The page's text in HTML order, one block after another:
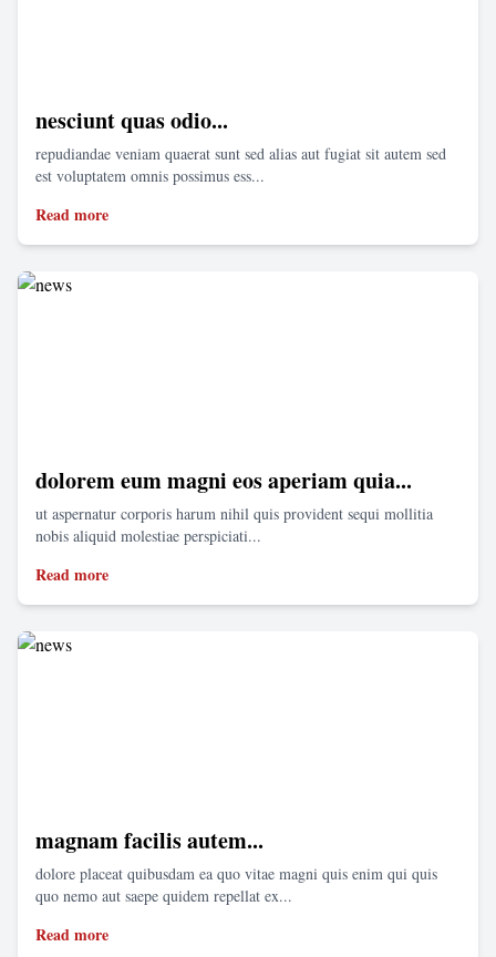
nesciunt quas odio...
repudiandae veniam quaerat sunt sed alias aut fugiat sit autem sed
est voluptatem omnis possimus ess...
Read more
dolorem eum magni eos aperiam quia...
ut aspernatur corporis harum nihil quis provident sequi mollitia
nobis aliquid molestiae perspiciati...
Read more
magnam facilis autem...
dolore placeat quibusdam ea quo vitae magni quis enim qui quis
quo nemo aut saepe quidem repellat ex...
Read more